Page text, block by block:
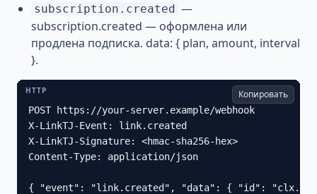
subscription.created —
subscription.created — оформлена или
продлена подписка. data: { plan, amount, interval
}.
HTTP Копировать
POST https://your-server.example/webhook
X-LinkTJ-Event: link.created
X-LinkTJ-Signature: <hmac-sha256-hex>
Content-Type: application/json
{ "event": "link.created", "data": { "id": "clx...",